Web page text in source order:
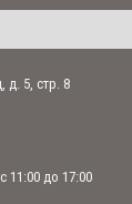
д. 5, стр. 8
11:00 до 17:00